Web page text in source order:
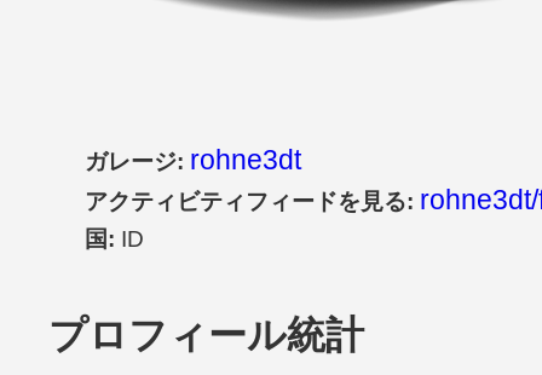
ガレージ: rohne3dt
アクティビティフィードを見る:
国: ID
プロフィール統計